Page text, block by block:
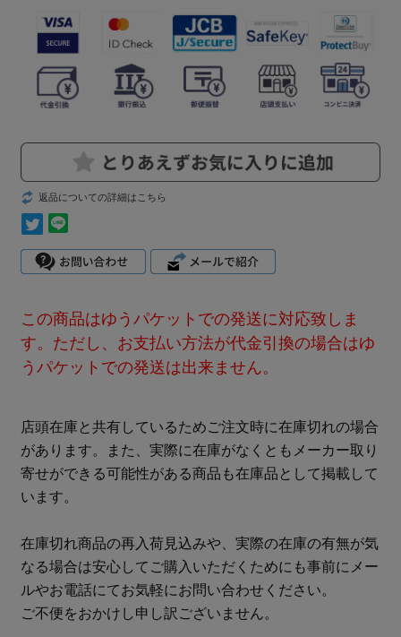
返品についての詳細はこちら
この商品はゆうパケットでの発送に対応致しま
す。ただし、お支払い方法が代金引換の場合はゆ
うパケットでの発送は出来ません。
店頭在庫と共有しているためご注文時に在庫切れの場合
があります。また、実際に在庫がなくともメーカー取り
寄せができる可能性がある商品も在庫品として掲載して
います。
在庫切れ商品の再入荷見込みや、実際の在庫の有無が気
なる場合は安心してご購入いただくためにも事前にメー
ルやお電話にてお気軽にお問い合わせください。
ご不便をおかけし申し訳ございません。